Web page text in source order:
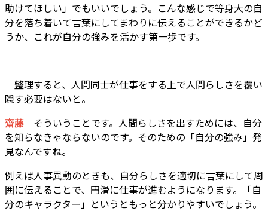
助けてほしい」でもいいでしょう。こんな感じで等身大の自
分を落ち着いて言葉にしてまわりに伝えることができるかど
うか、これが自分の強みを活かす第一歩です。
整理すると、人間同士が仕事をする上で人間らしさを覆い
隠す必要はないと。
齋藤 そういうことです。人間らしさを出すためには、自分
を知らなきゃならないのです。そのための「自分の強み」発
見なんですね。
例えば人事異動のときも、自分らしさを適切に言葉にして周
囲に伝えることで、円滑に仕事が進むようになります。「自
分のキャラクター」というともっと分かりやすいでしょう。